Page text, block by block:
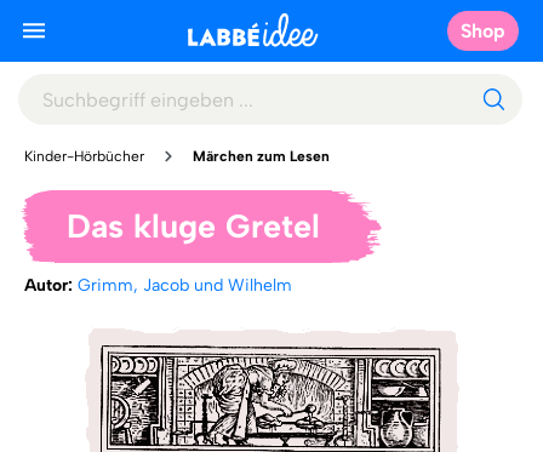
Shop
Kinder-Hörbücher Märchen zum Lesen
Das kluge Gretel
Autor: Grimm, Jacob und Wilhelm